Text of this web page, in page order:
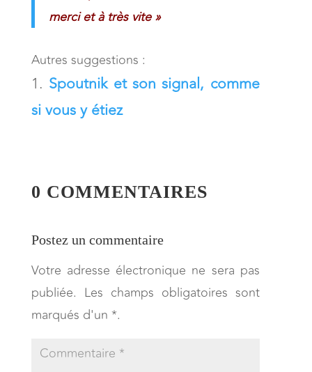
merci et à très vite »
Autres suggestions :
Spoutnik et son signal, comme
si vous y étiez
0 COMMENTAIRES
Postez un commentaire
Votre adresse électronique ne sera pas
publiée. Les champs obligatoires sont
marqués d'un *.